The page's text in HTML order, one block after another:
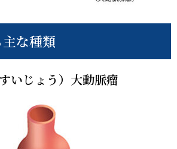
な種類
いじょう）大動脈瘤